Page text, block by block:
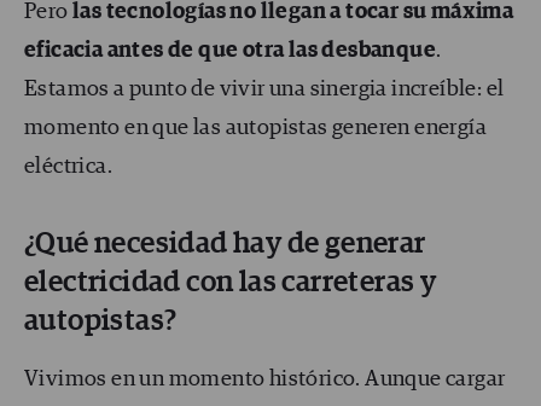
Pero las tecnologías no llegan a tocar su máxima
eficacia antes de que otra las desbanque.
Estamos a punto de vivir una sinergia increíble: el
momento en que las autopistas generen energía
eléctrica.
¿Qué necesidad hay de generar
electricidad con las carreteras y
autopistas?
Vivimos en un momento histórico. Aunque cargar